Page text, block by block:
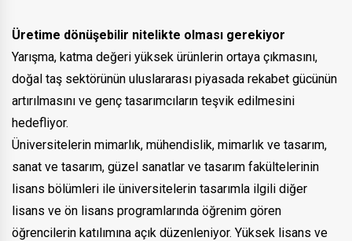
Üretime dönüşebilir nitelikte olması gerekiyor
Yarışma, katma değeri yüksek ürünlerin ortaya çıkmasını,
doğal taş sektörünün uluslararası piyasada rekabet gücünün
artırılmasını ve genç tasarımcıların teşvik edilmesini
hedefliyor.
Üniversitelerin mimarlık, mühendislik, mimarlık ve tasarım,
sanat ve tasarım, güzel sanatlar ve tasarım fakültelerinin
lisans bölümleri ile üniversitelerin tasarımla ilgili diğer
lisans ve ön lisans programlarında öğrenim gören
öğrencilerin katılımına açık düzenleniyor. Yüksek lisans ve